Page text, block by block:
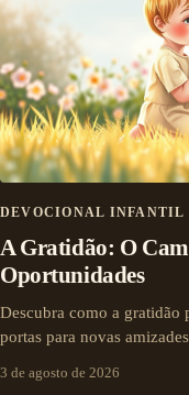
DEVOCIONAL INFANTIL
A Gratidão: O
Oportunidades
Descubra como a gratidão
portas para novas
3 de agosto de 2026